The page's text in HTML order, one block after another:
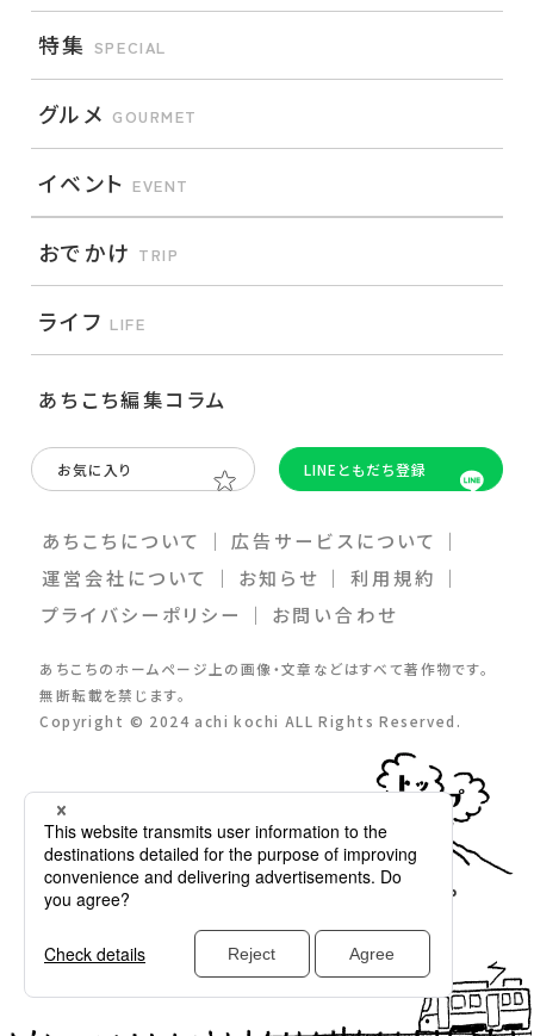
特集 SPECIAL
グルメ GOURMET
イベント EVENT
おでかけ TRIP
ライフ LIFE
あちこち編集コラム
お気に入り LINEともだち登録
あちこちについて ｜ 広告サービスについて
｜
運営会社について
｜ お知らせ ｜ 利⽤規約
｜
プライバシーポリシー
｜ お問い合わせ
あちこちのホームページ上の画像・⽂章などはすべて著作物です。
無断転載を禁じます。
Copyright © 2024 achi kochi ALL Rights Reserved.
follow me
TOP